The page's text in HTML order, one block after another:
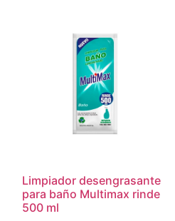
Limpiador desengrasante
para baño Multimax rinde
500 ml